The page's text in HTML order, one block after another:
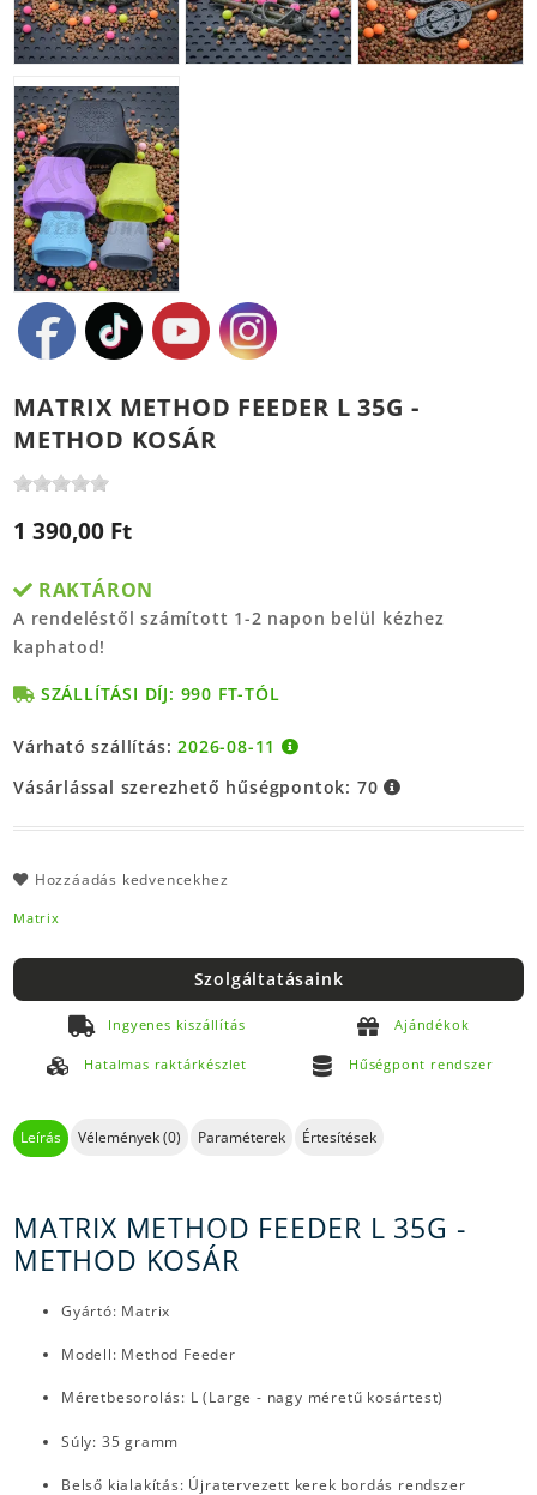
MATRIX METHOD FEEDER L 35G -
METHOD KOSÁR
1 390,00 Ft
RAKTÁRON
A rendeléstől számított 1-2 napon belül kézhez
kaphatod!
SZÁLLÍTÁSI DÍJ: 990 FT-TÓL
Várható szállítás:2026-08-11
Vásárlással szerezhető hűségpontok: 70
Hozzáadás kedvencekhez
Matrix
Szolgáltatásaink
Ingyenes kiszállítás Ajándékok
Hatalmas raktárkészlet Hűségpont rendszer
Leírás Vélemények (0) Paraméterek Értesítések
MATRIX METHOD FEEDER L 35G -
METHOD KOSÁR
Gyártó: Matrix
Modell: Method Feeder
Méretbesorolás: L (Large - nagy méretű kosártest)
Súly: 35 gramm
Belső kialakítás: Újratervezett kerek bordás rendszer